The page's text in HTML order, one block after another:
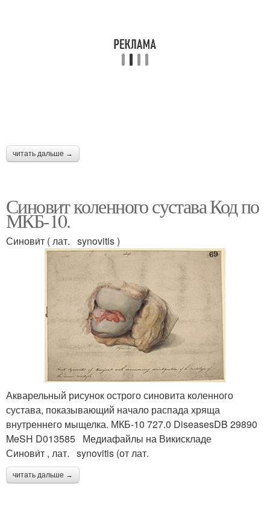
читать дальше →
Синовит коленного сустава Код по
МКБ-10.
Синови́т ( лат. synovitis )
Акварельный рисунок острого синовита коленного
сустава, показывающий начало распада хряща
внутреннего мыщелка. МКБ-10 727.0 DiseasesDB 29890
MeSH D013585 Медиафайлы на Викискладе
Синови́т , лат. synovitis (от лат.
читать дальше →